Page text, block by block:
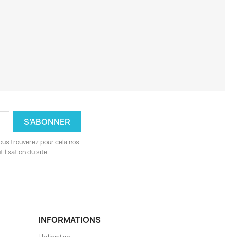
trouverez pour cela nos
du site.
INFORMATIONS